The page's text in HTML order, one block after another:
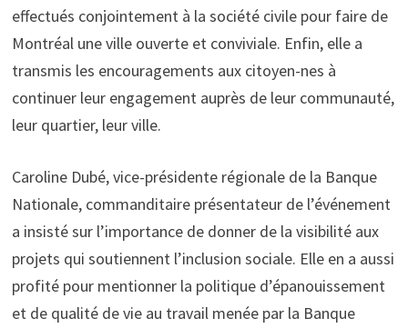
effectués conjointement à la société civile pour faire de
Montréal une ville ouverte et conviviale. Enfin, elle a
transmis les encouragements aux citoyen-nes à
continuer leur engagement auprès de leur communauté,
leur quartier, leur ville.
Caroline Dubé, vice-présidente régionale de la Banque
Nationale, commanditaire présentateur de l’événement
a insisté sur l’importance de donner de la visibilité aux
projets qui soutiennent l’inclusion sociale. Elle en a aussi
profité pour mentionner la politique d’épanouissement
et de qualité de vie au travail menée par la Banque